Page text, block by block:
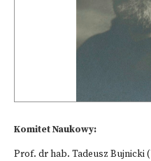
Komitet Naukowy:
Prof. dr hab. Tadeusz Bujnicki